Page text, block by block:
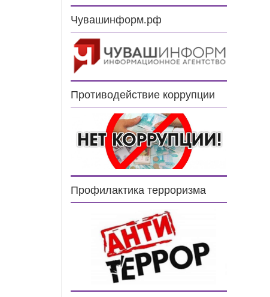
Чувашинформ.рф
Противодействие коррупции
Профилактика терроризма